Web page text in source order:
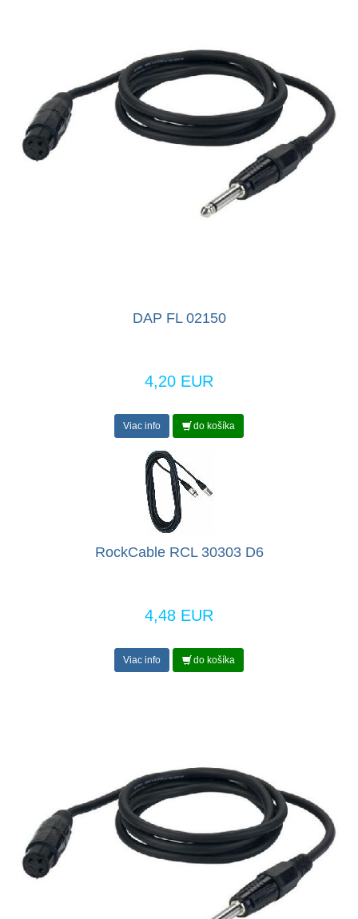
DAP FL 02150
4,20 EUR
Viac info do košíka
RockCable RCL 30303 D6
4,48 EUR
Viac info do košíka